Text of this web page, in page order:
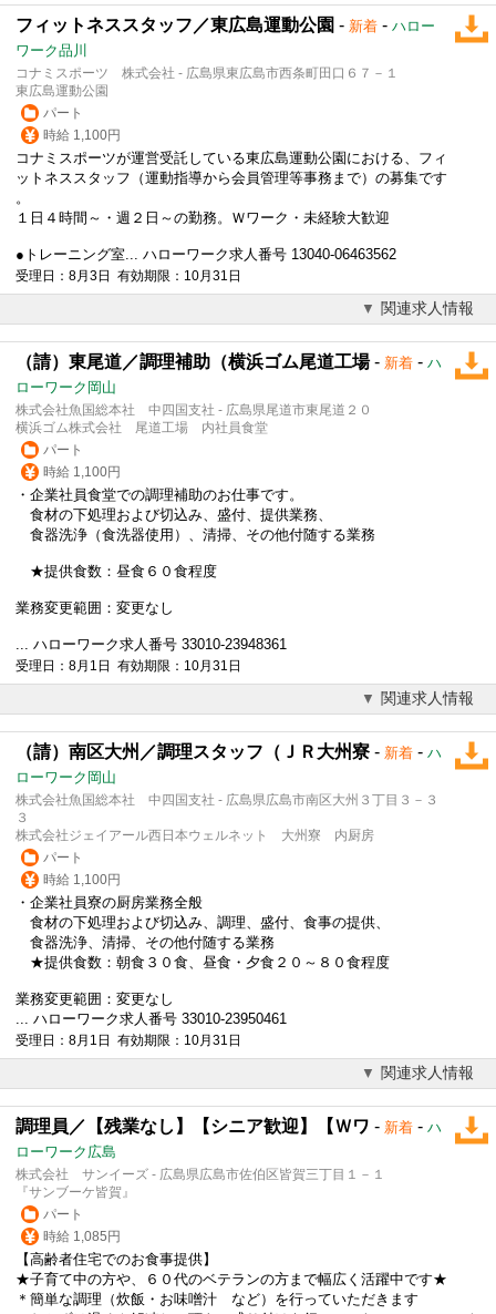
フィットネススタッフ／東広島運動公園 - 新着 - ハロー
ワーク品川
コナミスポーツ 株式会社 - 広島県東広島市西条町田口６７－１
東広島運動公園
パート
時給 1,100円
コナミスポーツが運営受託している東広島運動公園における、フィ
ットネススタッフ（運動指導から会員管理等事務まで）の募集です
。
１日４時間～・週２日～の勤務。 Ｗワーク ・未経験大歓迎
●トレーニング室... ハローワーク求人番号 13040-06463562
受理日：8月3日 有効期限：10月31日
関連求人情報
（請）東尾道／調理補助（横浜ゴム尾道工場- 新着 - ハ
ローワーク岡山
株式会社魚国総本社 中四国支社 - 広島県尾道市東尾道２０
横浜ゴム株式会社 尾道工場 内社員食堂
パート
時給 1,100円
・企業社員食堂での調理補助のお仕事です。
食材の下処理および切込み、盛付、提供業務、
食器洗浄（食洗器使用）、清掃、その他付随する業務
★提供食数：昼食６０食程度
業務変更範囲：変更なし
... ハローワーク求人番号 33010-23948361
受理日：8月1日 有効期限：10月31日
関連求人情報
（請）南区大州／調理スタッフ（ＪＲ大州寮 - 新着 - ハ
ローワーク岡山
株式会社魚国総本社 中四国支社 - 広島県広島市南区大州３丁目３－３
３
株式会社ジェイアール西日本ウェルネット 大州寮 内厨房
パート
時給 1,100円
・企業社員寮の厨房業務全般
食材の下処理および切込み、調理、盛付、食事の提供、
食器洗浄、清掃、その他付随する業務
★提供食数：朝食３０食、昼食・夕食２０～８０食程度
業務変更範囲：変更なし
... ハローワーク求人番号 33010-23950461
受理日：8月1日 有効期限：10月31日
関連求人情報
調理員／【残業なし】【シニア歓迎】【Ｗワ - 新着 - ハ
ローワーク広島
株式会社 サンイーズ - 広島県広島市佐伯区皆賀三丁目１－１
『サンブーケ皆賀』
パート
時給 1,085円
【高齢者住宅でのお食事提供】
★子育て中の方や、６０代のベテランの方まで幅広く活躍中です★
＊簡単な調理（炊飯・お味噌汁 など）を行っていただきます